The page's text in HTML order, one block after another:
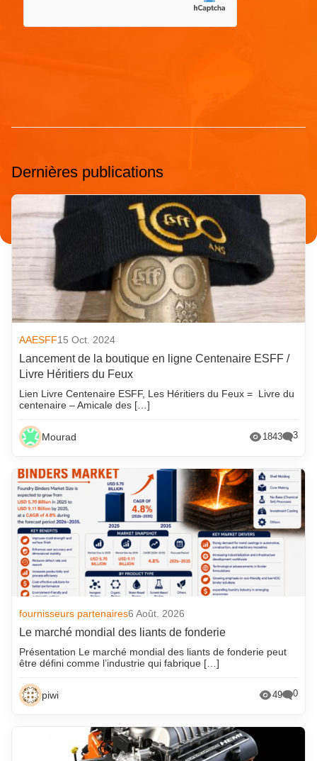
Dernières publications
AAESFF15 Oct. 2024
Lancement de la boutique en ligne Centenaire ESFF /
Livre Héritiers du Feux
Lien Livre Centenaire ESFF, Les Héritiers du Feux = Livre du
centenaire – Amicale des […]
Mourad 1843 3
fournisseurs partenaires6 Août. 2026
Le marché mondial des liants de fonderie
Présentation Le marché mondial des liants de fonderie peut
être défini comme l’industrie qui fabrique […]
piwi 49 0